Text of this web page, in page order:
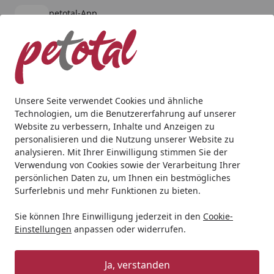
Unsere Seite verwendet Cookies und ähnliche
Technologien, um die Benutzererfahrung auf unserer
Website zu verbessern, Inhalte und Anzeigen zu
personalisieren und die Nutzung unserer Website zu
analysieren. Mit Ihrer Einwilligung stimmen Sie der
Verwendung von Cookies sowie der Verarbeitung Ihrer
persönlichen Daten zu, um Ihnen ein bestmögliches
Surferlebnis und mehr Funktionen zu bieten.
Sie können Ihre Einwilligung jederzeit in den Cookie-
Einstellungen anpassen oder widerrufen.
Ja, verstanden
petotal-App
kostenlos - Im App Store
Alle Produkte
Mein Konto
Suchen
Startseite
Katze Katzentrockenfutter Venandi Animal
VenandiAnimal Kitten
Katzentrockenfutter